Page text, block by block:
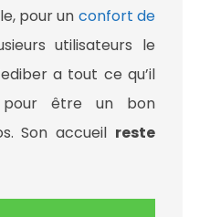
pour un confort de
utilisateurs le
a tout ce qu’il
être un bon
Son accueil reste